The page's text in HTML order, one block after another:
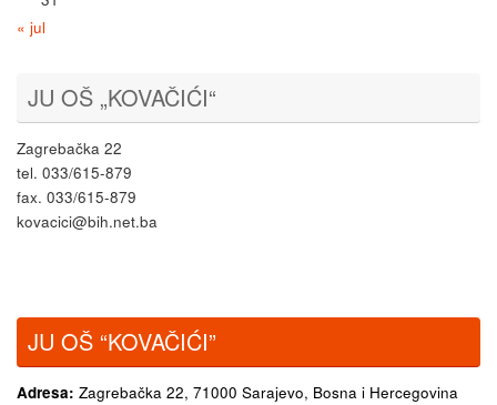
« jul
JU OŠ „KOVAČIĆI“
Zagrebačka 22
tel. 033/615-879
fax. 033/615-879
kovacici@bih.net.ba
JU OŠ “KOVAČIĆI”
Adresa: Zagrebačka 22, 71000 Sarajevo, Bosna i Hercegovina